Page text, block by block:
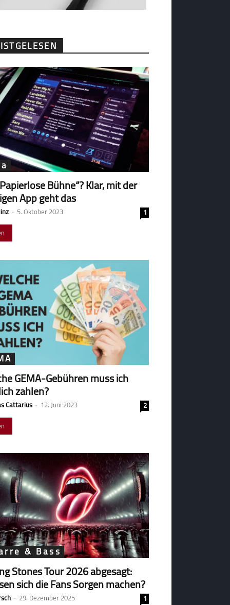
Bühne“? Klar, mit der
App geht das
- 5. Oktober 2023
1
GEMA-Gebühren muss ich
zahlen?
Cattarius - 12. Juni 2023
2
& Bass
Stones Tour 2026 abgesagt:
sich die Fans Sorgen machen?
- 29. Dezember 2025
1